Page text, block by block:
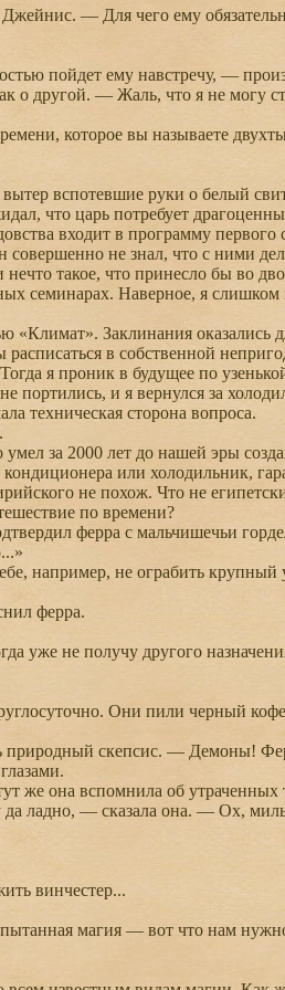
— Для чего ему
пойдет ему навстречу, —
о другой. — Жаль, что я не могу
которое вы называете
вспотевшие руки о белый
что царь потребует
входит в программу первого
не знал, что с ними
такое, что принесло бы во
семинарах. Наверное, я слишком
Заклинания оказались
в собственной
я проник в будущее по
портились, и я вернулся за
техническая сторона вопроса.
за 2000 лет до нашей эры
кондиционера или холодильник,
не похож. Что не
по времени?
ферра с мальчишечьи
например, не ограбить крупный
ферра.
уже не получу другого
Они пили черный
природный скепсис. — Демоны!
же она вспомнила об утраченных
да ладно, — сказала она. — Ох,
винчестер...
магия — вот что нам